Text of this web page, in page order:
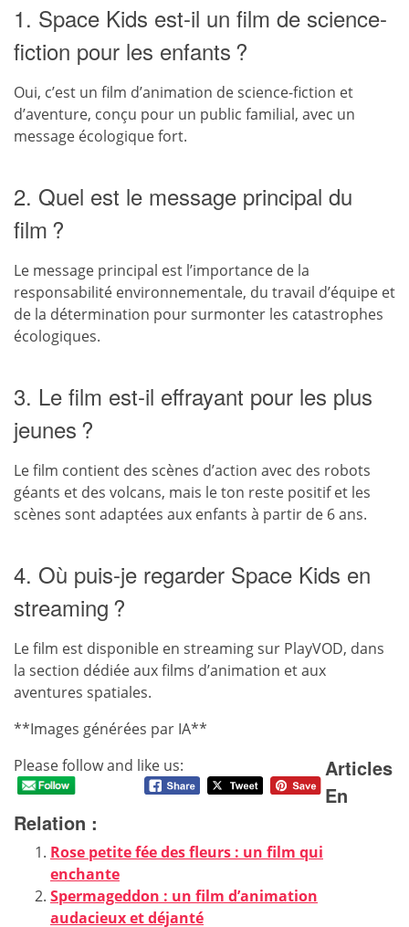
1. Space Kids est-il un film de science-
fiction pour les enfants ?
Oui, c’est un film d’animation de science-fiction et
d’aventure, conçu pour un public familial, avec un
message écologique fort.
2. Quel est le message principal du
film ?
Le message principal est l’importance de la
responsabilité environnementale, du travail d’équipe et
de la détermination pour surmonter les catastrophes
écologiques.
3. Le film est-il effrayant pour les plus
jeunes ?
Le film contient des scènes d’action avec des robots
géants et des volcans, mais le ton reste positif et les
scènes sont adaptées aux enfants à partir de 6 ans.
4. Où puis-je regarder Space Kids en
streaming ?
Le film est disponible en streaming sur PlayVOD, dans
la section dédiée aux films d’animation et aux
aventures spatiales.
**Images générées par IA**
Please follow and like us:
Articles
En
Relation :
Rose petite fée des fleurs : un film qui
enchante
Spermageddon : un film d’animation
audacieux et déjanté